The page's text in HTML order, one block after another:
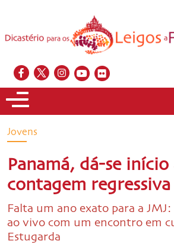
Jovens
Panamá, dá-se início
contagem regressiva
Falta um ano exato para a
ao vivo com um encontro em
Estugarda